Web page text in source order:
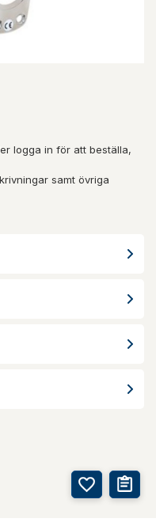
logga in för att beställa,
samt övriga